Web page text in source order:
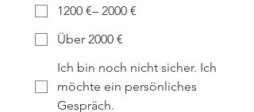
1200 €– 2000 €
Über 2000 €
Ich bin noch nicht sicher. Ich
möchte ein persönliches
Gespräch.